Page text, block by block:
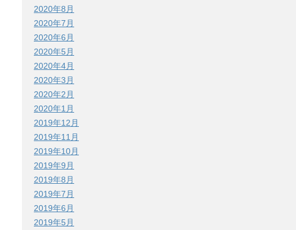
2020年8月
2020年7月
2020年6月
2020年5月
2020年4月
2020年3月
2020年2月
2020年1月
2019年12月
2019年11月
2019年10月
2019年9月
2019年8月
2019年7月
2019年6月
2019年5月